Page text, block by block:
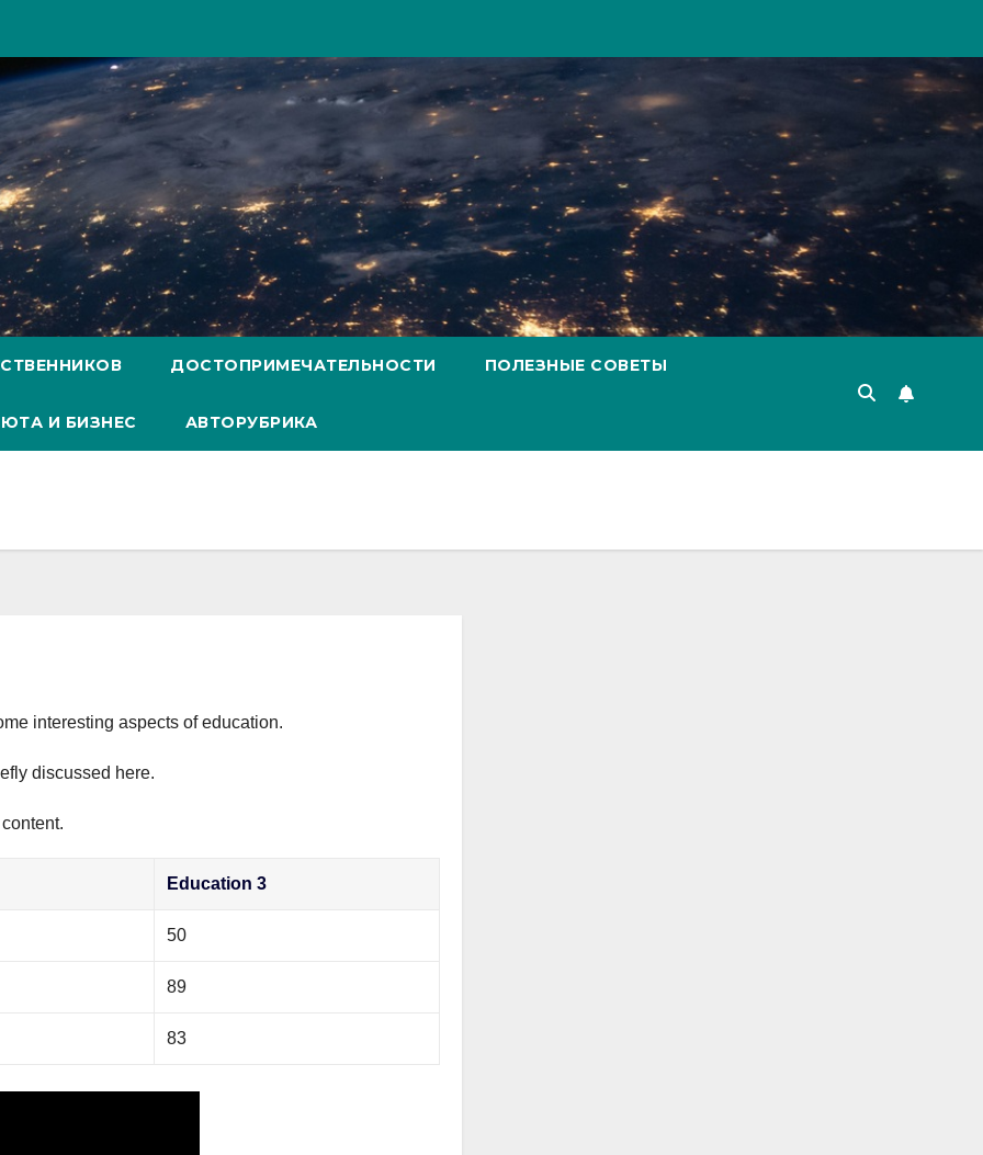
ДОСТОПРИМЕЧАТЕЛЬНОСТИ ПОЛЕЗНЫЕ СОВЕТЫ
И БИЗНЕС АВТОРУБРИКА
interesting aspects of education.
discussed here.
Education 3
50
89
83